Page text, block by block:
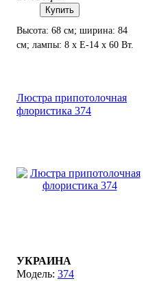
Купить
Высота: 68 см; ширина: 84
см; лампы: 8 х Е-14 х 60 Вт.
Люстра припотолочная
флористика 374
УКРАИНА
374